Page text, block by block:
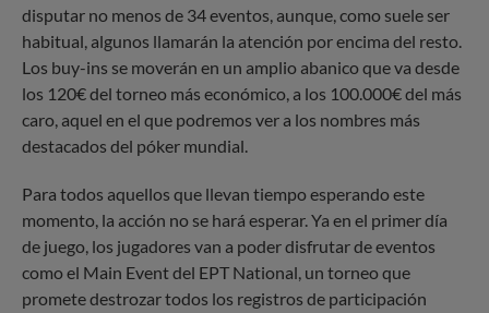
disputar no menos de 34 eventos, aunque, como suele ser
habitual, algunos llamarán la atención por encima del resto.
Los buy-ins se moverán en un amplio abanico que va desde
los 120€ del torneo más económico, a los 100.000€ del más
caro, aquel en el que podremos ver a los nombres más
destacados del póker mundial.
Para todos aquellos que llevan tiempo esperando este
momento, la acción no se hará esperar. Ya en el primer día
de juego, los jugadores van a poder disfrutar de eventos
como el Main Event del EPT National, un torneo que
promete destrozar todos los registros de participación